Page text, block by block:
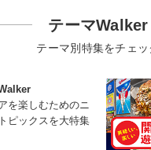
テーマWalker
テーマ別特集をチェッ
を楽しむためのニ
ピックスを大特集